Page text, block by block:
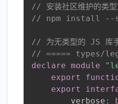
// 安装社区维护的类
// npm install --
// 为无类型的 JS 库
// ===== types/
declare
module
export
export
        verbose
: